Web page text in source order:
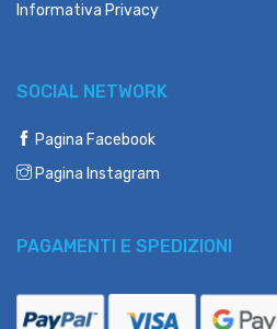
Informativa Privacy
SOCIAL NETWORK
Pagina Facebook
Pagina Instagram
PAGAMENTI E SPEDIZIONI